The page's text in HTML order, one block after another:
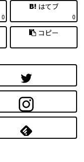
0
はてブ
0
コピー